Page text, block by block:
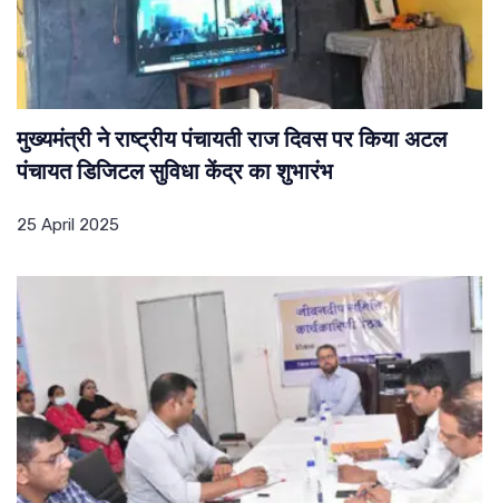
मुख्यमंत्री ने राष्ट्रीय पंचायती राज दिवस पर किया अटल
पंचायत डिजिटल सुविधा केंद्र का शुभारंभ
25 April 2025